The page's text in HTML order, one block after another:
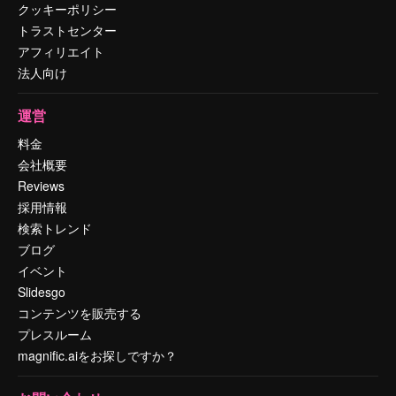
クッキーポリシー
トラストセンター
アフィリエイト
法人向け
運営
料金
会社概要
Reviews
採用情報
検索トレンド
ブログ
イベント
Slidesgo
コンテンツを販売する
プレスルーム
magnific.aiをお探しですか？